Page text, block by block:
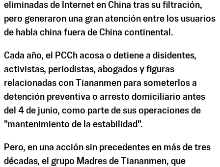
eliminadas de Internet en China tras su filtración,
pero generaron una gran atención entre los usuarios
de habla china fuera de China continental.
Cada año, el PCCh acosa o detiene a disidentes,
activistas, periodistas, abogados y figuras
relacionadas con Tiananmen para someterlos a
detención preventiva o arresto domiciliario antes
del 4 de junio, como parte de sus operaciones de
"mantenimiento de la estabilidad".
Pero, en una acción sin precedentes en más de tres
décadas, el grupo Madres de Tiananmen, que